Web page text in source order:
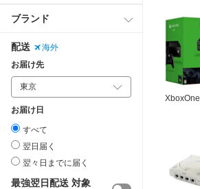
ブランド
配送
海外
お届け先
お届け日
すべて
翌日届く
翌々日までに届く
最強翌日配送 対象
XboxOne